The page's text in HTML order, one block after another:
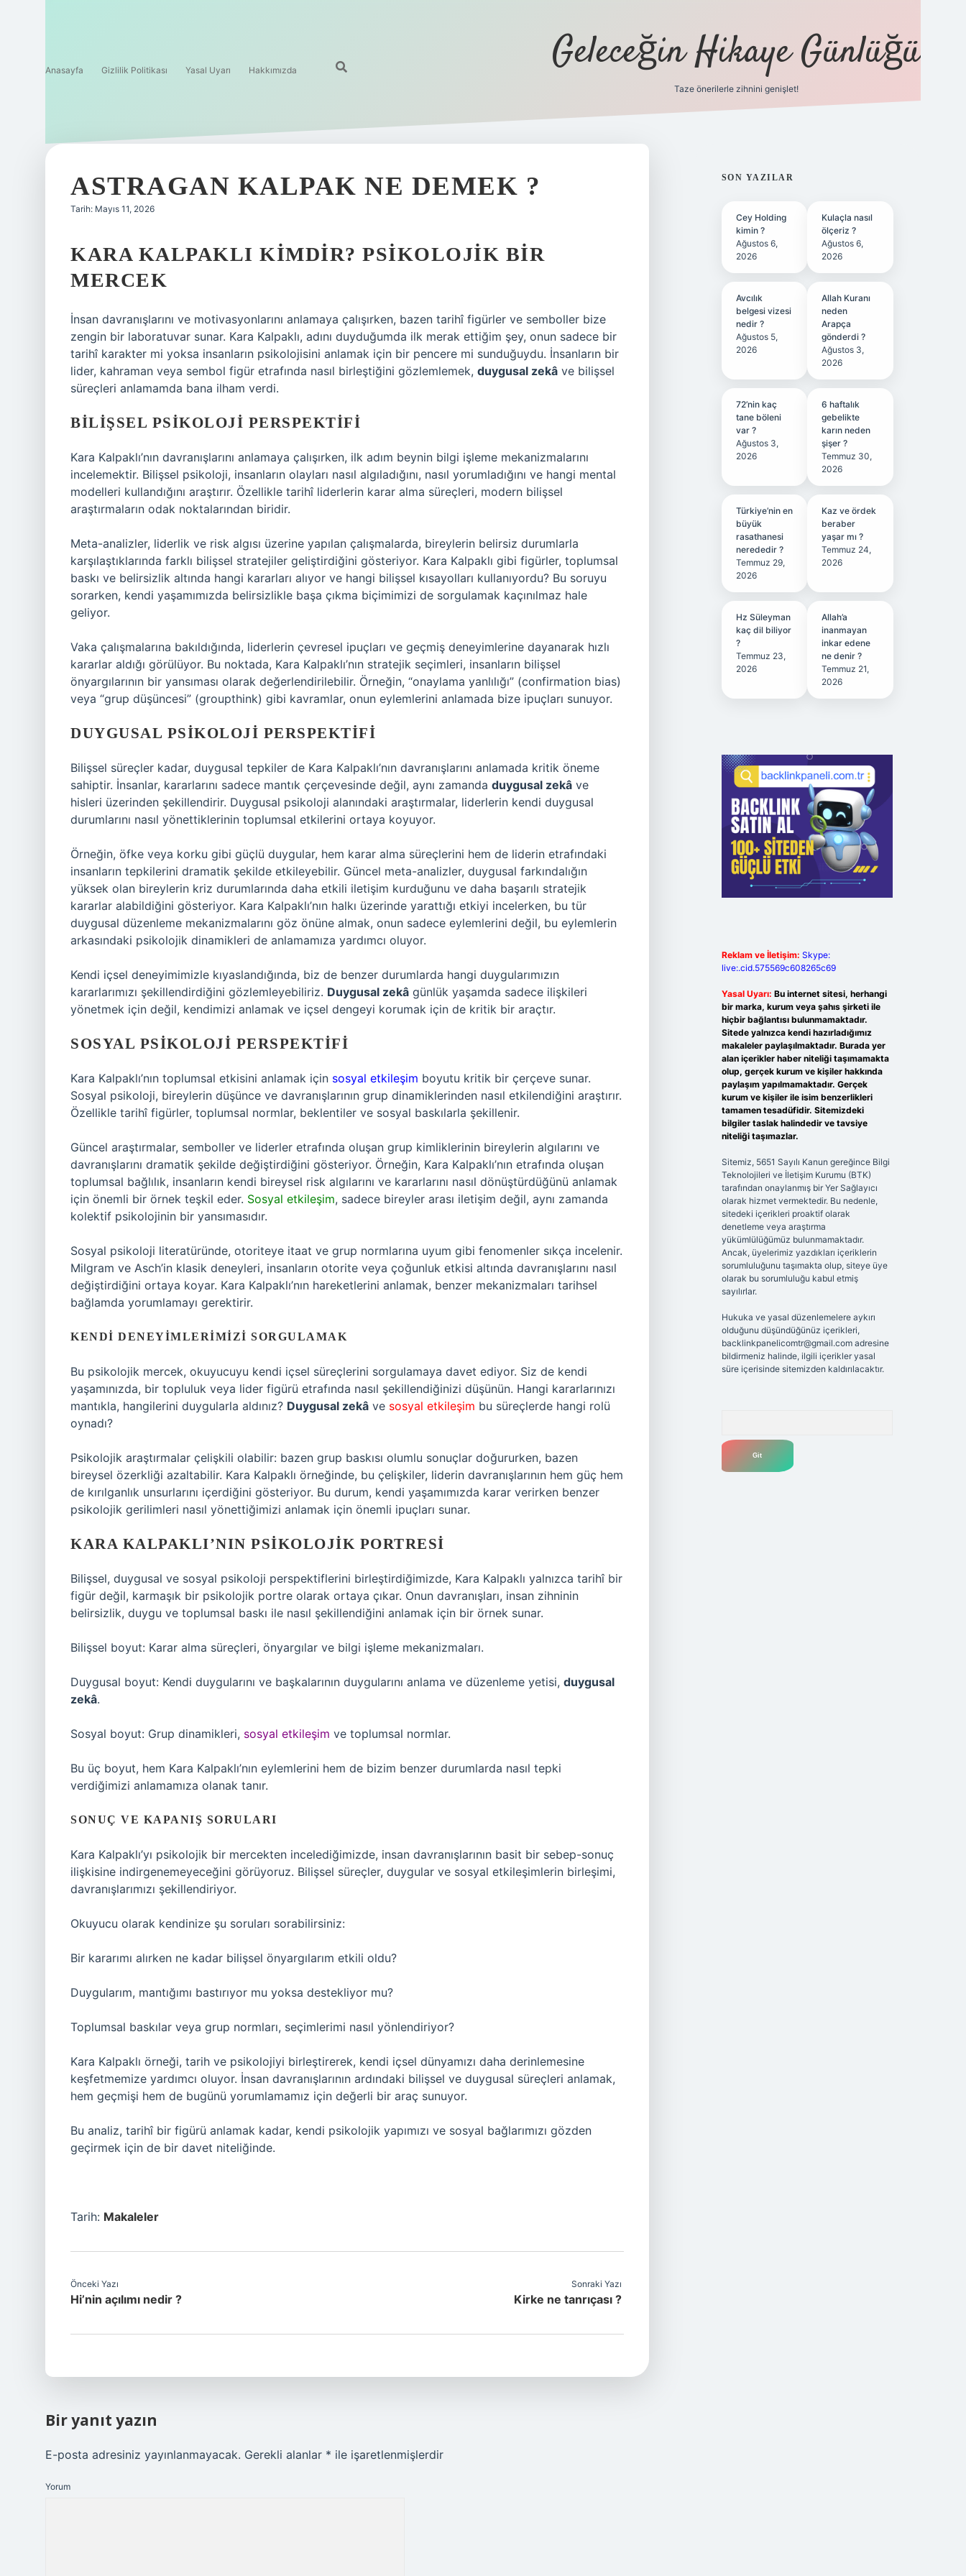
Anasayfa Gizlilik Politikası Yasal Uyarı Hakkımızda Geleceğin Hikaye Günlüğü
Taze önerilerle zihnini genişlet!
ASTRAGAN KALPAK NE DEMEK ?
Tarih: Mayıs 11, 2026
KARA KALPAKLI KIMDIR? PSIKOLOJIK BIR
MERCEK
İnsan davranışlarını ve motivasyonlarını anlamaya çalışırken, bazen tarihî figürler ve semboller bize
zengin bir laboratuvar sunar. Kara Kalpaklı, adını duyduğumda ilk merak ettiğim şey, onun sadece bir
tarihî karakter mi yoksa insanların psikolojisini anlamak için bir pencere mi sunduğuydu. İnsanların bir
lider, kahraman veya sembol figür etrafında nasıl birleştiğini gözlemlemek, duygusal zekâ ve bilişsel
süreçleri anlamamda bana ilham verdi.
BILIŞSEL PSIKOLOJI PERSPEKTIFI
Kara Kalpaklı’nın davranışlarını anlamaya çalışırken, ilk adım beynin bilgi işleme mekanizmalarını
incelemektir. Bilişsel psikoloji, insanların olayları nasıl algıladığını, nasıl yorumladığını ve hangi mental
modelleri kullandığını araştırır. Özellikle tarihî liderlerin karar alma süreçleri, modern bilişsel
araştırmaların odak noktalarından biridir.
Meta-analizler, liderlik ve risk algısı üzerine yapılan çalışmalarda, bireylerin belirsiz durumlarla
karşılaştıklarında farklı bilişsel stratejiler geliştirdiğini gösteriyor. Kara Kalpaklı gibi figürler, toplumsal
baskı ve belirsizlik altında hangi kararları alıyor ve hangi bilişsel kısayolları kullanıyordu? Bu soruyu
sorarken, kendi yaşamımızda belirsizlikle başa çıkma biçimimizi de sorgulamak kaçınılmaz hale
geliyor.
Vaka çalışmalarına bakıldığında, liderlerin çevresel ipuçları ve geçmiş deneyimlerine dayanarak hızlı
kararlar aldığı görülüyor. Bu noktada, Kara Kalpaklı’nın stratejik seçimleri, insanların bilişsel
önyargılarının bir yansıması olarak değerlendirilebilir. Örneğin, “onaylama yanlılığı” (confirmation bias)
veya “grup düşüncesi” (groupthink) gibi kavramlar, onun eylemlerini anlamada bize ipuçları sunuyor.
DUYGUSAL PSIKOLOJI PERSPEKTIFI
Bilişsel süreçler kadar, duygusal tepkiler de Kara Kalpaklı’nın davranışlarını anlamada kritik öneme
sahiptir. İnsanlar, kararlarını sadece mantık çerçevesinde değil, aynı zamanda duygusal zekâ ve
hisleri üzerinden şekillendirir. Duygusal psikoloji alanındaki araştırmalar, liderlerin kendi duygusal
durumlarını nasıl yönettiklerinin toplumsal etkilerini ortaya koyuyor.
Örneğin, öfke veya korku gibi güçlü duygular, hem karar alma süreçlerini hem de liderin etrafındaki
insanların tepkilerini dramatik şekilde etkileyebilir. Güncel meta-analizler, duygusal farkındalığın
yüksek olan bireylerin kriz durumlarında daha etkili iletişim kurduğunu ve daha başarılı stratejik
kararlar alabildiğini gösteriyor. Kara Kalpaklı’nın halkı üzerinde yarattığı etkiyi incelerken, bu tür
duygusal düzenleme mekanizmalarını göz önüne almak, onun sadece eylemlerini değil, bu eylemlerin
arkasındaki psikolojik dinamikleri de anlamamıza yardımcı oluyor.
Kendi içsel deneyimimizle kıyaslandığında, biz de benzer durumlarda hangi duygularımızın
kararlarımızı şekillendirdiğini gözlemleyebiliriz. Duygusal zekâ günlük yaşamda sadece ilişkileri
yönetmek için değil, kendimizi anlamak ve içsel dengeyi korumak için de kritik bir araçtır.
SOSYAL PSIKOLOJI PERSPEKTIFI
Kara Kalpaklı’nın toplumsal etkisini anlamak için sosyal etkileşim boyutu kritik bir çerçeve sunar.
Sosyal psikoloji, bireylerin düşünce ve davranışlarının grup dinamiklerinden nasıl etkilendiğini araştırır.
Özellikle tarihî figürler, toplumsal normlar, beklentiler ve sosyal baskılarla şekillenir.
Güncel araştırmalar, semboller ve liderler etrafında oluşan grup kimliklerinin bireylerin algılarını ve
davranışlarını dramatik şekilde değiştirdiğini gösteriyor. Örneğin, Kara Kalpaklı’nın etrafında oluşan
toplumsal bağlılık, insanların kendi bireysel risk algılarını ve kararlarını nasıl dönüştürdüğünü anlamak
için önemli bir örnek teşkil eder. Sosyal etkileşim, sadece bireyler arası iletişim değil, aynı zamanda
kolektif psikolojinin bir yansımasıdır.
Sosyal psikoloji literatüründe, otoriteye itaat ve grup normlarına uyum gibi fenomenler sıkça incelenir.
Milgram ve Asch’in klasik deneyleri, insanların otorite veya çoğunluk etkisi altında davranışlarını nasıl
değiştirdiğini ortaya koyar. Kara Kalpaklı’nın hareketlerini anlamak, benzer mekanizmaları tarihsel
bağlamda yorumlamayı gerektirir.
KENDI DENEYIMLERIMIZI SORGULAMAK
Bu psikolojik mercek, okuyucuyu kendi içsel süreçlerini sorgulamaya davet ediyor. Siz de kendi
yaşamınızda, bir topluluk veya lider figürü etrafında nasıl şekillendiğinizi düşünün. Hangi kararlarınızı
mantıkla, hangilerini duygularla aldınız? Duygusal zekâ ve sosyal etkileşim bu süreçlerde hangi rolü
oynadı?
Psikolojik araştırmalar çelişkili olabilir: bazen grup baskısı olumlu sonuçlar doğururken, bazen
bireysel özerkliği azaltabilir. Kara Kalpaklı örneğinde, bu çelişkiler, liderin davranışlarının hem güç hem
de kırılganlık unsurlarını içerdiğini gösteriyor. Bu durum, kendi yaşamımızda karar verirken benzer
psikolojik gerilimleri nasıl yönettiğimizi anlamak için önemli ipuçları sunar.
KARA KALPAKLI’NIN PSIKOLOJIK PORTRESI
Bilişsel, duygusal ve sosyal psikoloji perspektiflerini birleştirdiğimizde, Kara Kalpaklı yalnızca tarihî bir
figür değil, karmaşık bir psikolojik portre olarak ortaya çıkar. Onun davranışları, insan zihninin
belirsizlik, duygu ve toplumsal baskı ile nasıl şekillendiğini anlamak için bir örnek sunar.
Bilişsel boyut: Karar alma süreçleri, önyargılar ve bilgi işleme mekanizmaları.
Duygusal boyut: Kendi duygularını ve başkalarının duygularını anlama ve düzenleme yetisi, duygusal
zekâ.
Sosyal boyut: Grup dinamikleri, sosyal etkileşim ve toplumsal normlar.
Bu üç boyut, hem Kara Kalpaklı’nın eylemlerini hem de bizim benzer durumlarda nasıl tepki
verdiğimizi anlamamıza olanak tanır.
SONUÇ VE KAPANIŞ SORULARI
Kara Kalpaklı’yı psikolojik bir mercekten incelediğimizde, insan davranışlarının basit bir sebep-sonuç
ilişkisine indirgenemeyeceğini görüyoruz. Bilişsel süreçler, duygular ve sosyal etkileşimlerin birleşimi,
davranışlarımızı şekillendiriyor.
Okuyucu olarak kendinize şu soruları sorabilirsiniz:
Bir kararımı alırken ne kadar bilişsel önyargılarım etkili oldu?
Duygularım, mantığımı bastırıyor mu yoksa destekliyor mu?
Toplumsal baskılar veya grup normları, seçimlerimi nasıl yönlendiriyor?
Kara Kalpaklı örneği, tarih ve psikolojiyi birleştirerek, kendi içsel dünyamızı daha derinlemesine
keşfetmemize yardımcı oluyor. İnsan davranışlarının ardındaki bilişsel ve duygusal süreçleri anlamak,
hem geçmişi hem de bugünü yorumlamamız için değerli bir araç sunuyor.
Bu analiz, tarihî bir figürü anlamak kadar, kendi psikolojik yapımızı ve sosyal bağlarımızı gözden
geçirmek için de bir davet niteliğinde.
Tarih: Makaleler
Önceki Yazı
Hi’nin açılımı nedir ?
Sonraki Yazı
Kirke ne tanrıçası ?
Bir yanıt yazın
E-posta adresiniz yayınlanmayacak. Gerekli alanlar * ile işaretlenmişlerdir
Yorum
SIDEBAR
SON YAZILAR
Cey Holding
kimin ?
Ağustos 6,
2026
Kulaçla nasıl
ölçeriz ?
Ağustos 6,
2026
Avcılık
belgesi vizesi
nedir ?
Ağustos 5,
2026
Allah Kuranı
neden
Arapça
gönderdi ?
Ağustos 3,
2026
72’nin kaç
tane böleni
var ?
Ağustos 3,
2026
6 haftalık
gebelikte
karın neden
şişer ?
Temmuz 30,
2026
Türkiye’nin en
büyük
rasathanesi
nerededir ?
Temmuz 29,
2026
Kaz ve ördek
beraber
yaşar mı ?
Temmuz 24,
2026
Hz Süleyman
kaç dil biliyor
?
Temmuz 23,
2026
Allah’a
inanmayan
inkar edene
ne denir ?
Temmuz 21,
2026
Reklam ve İletişim: Skype:
live:.cid.575569c608265c69
Yasal Uyarı: Bu internet sitesi, herhangi
bir marka, kurum veya şahıs şirketi ile
hiçbir bağlantısı bulunmamaktadır.
Sitede yalnızca kendi hazırladığımız
makaleler paylaşılmaktadır. Burada yer
alan içerikler haber niteliği taşımamakta
olup, gerçek kurum ve kişiler hakkında
paylaşım yapılmamaktadır. Gerçek
kurum ve kişiler ile isim benzerlikleri
tamamen tesadüfidir. Sitemizdeki
bilgiler taslak halindedir ve tavsiye
niteliği taşımazlar.
Sitemiz, 5651 Sayılı Kanun gereğince Bilgi
Teknolojileri ve İletişim Kurumu (BTK)
tarafından onaylanmış bir Yer Sağlayıcı
olarak hizmet vermektedir. Bu nedenle,
sitedeki içerikleri proaktif olarak
denetleme veya araştırma
yükümlülüğümüz bulunmamaktadır.
Ancak, üyelerimiz yazdıkları içeriklerin
sorumluluğunu taşımakta olup, siteye üye
olarak bu sorumluluğu kabul etmiş
sayılırlar.
Hukuka ve yasal düzenlemelere aykırı
olduğunu düşündüğünüz içerikleri,
backlinkpanelicomtr@gmail.comadresine
bildirmeniz halinde, ilgili içerikler yasal
süre içerisinde sitemizden kaldırılacaktır.